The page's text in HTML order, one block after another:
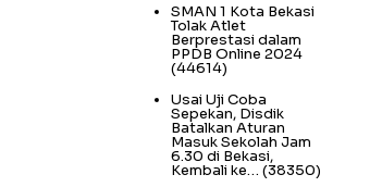
SMAN 1 Kota Bekasi
Tolak Atlet
Berprestasi dalam
PPDB Online 2024
(44614)
Usai Uji Coba
Sepekan, Disdik
Batalkan Aturan
Masuk Sekolah Jam
6.30 di Bekasi,
Kembali ke… (38350)